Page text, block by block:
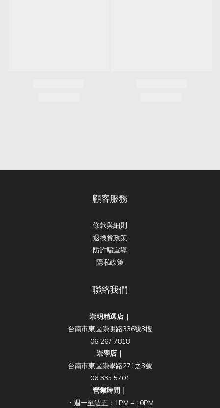
顧客服務
條款與細則
退換貨政策
防詐騙宣導
隱私政策
聯絡我們
崇明精選店｜
台南市東區崇明路336號3樓
06 267 7818
崇學店｜
台南市東區崇學路271之3號
06 335 5701
營業時間｜
・週一至週五：1PM – 10PM